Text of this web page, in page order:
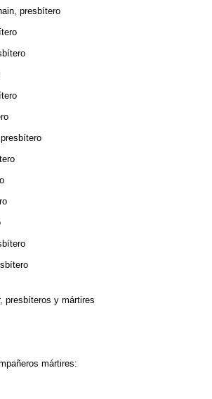
presbítero
y mártires
mártires: